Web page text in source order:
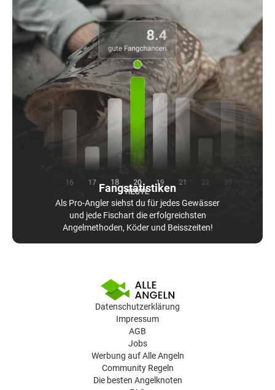
Fangstatistiken
Als Pro-Angler siehst du für jedes Gewässer
und jede Fischart die erfolgreichsten
Angelmethoden, Köder und Beisszeiten!
Datenschutzerklärung
Impressum
AGB
Jobs
Werbung auf Alle Angeln
Community Regeln
Die besten Angelknoten